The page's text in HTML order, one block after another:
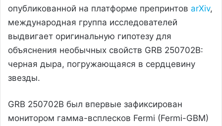
опубликованной на платформе препринтов arXiv,
международная группа исследователей
выдвигает оригинальную гипотезу для
объяснения необычных свойств GRB 250702B:
черная дыра, погружающаяся в сердцевину
звезды.
GRB 250702B был впервые зафиксирован
монитором гамма-всплесков Fermi (Fermi-GBM)